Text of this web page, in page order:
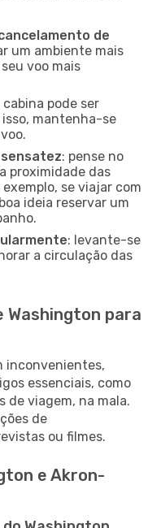
de
um ambiente mais
voo mais
cabina pode ser
mantenha-se
sensatez: pense no
proximidade das
se viajar com
ideia reservar um
: levante-se
a circulação das
Washington para
inconvenientes,
essenciais, como
de viagem, na mala.
de
ou filmes.
e Akron-